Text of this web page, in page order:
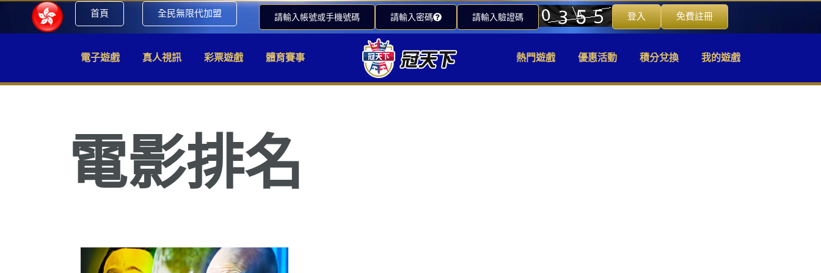
首頁 全民無限代加盟 請輸入帳號或手機號碼 請輸入密碼 請輸入驗證碼 登入 免費註冊
電子遊戲 真人視訊 彩票遊戲 體育賽事 熱門遊戲 優惠活動 積分兌換 我的遊戲
電影排名